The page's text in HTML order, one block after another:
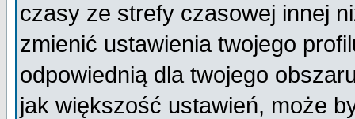
czasy ze strefy czasowej innej
zmienić ustawienia twojego
odpowiednią dla twojego
jak większość ustawień, może